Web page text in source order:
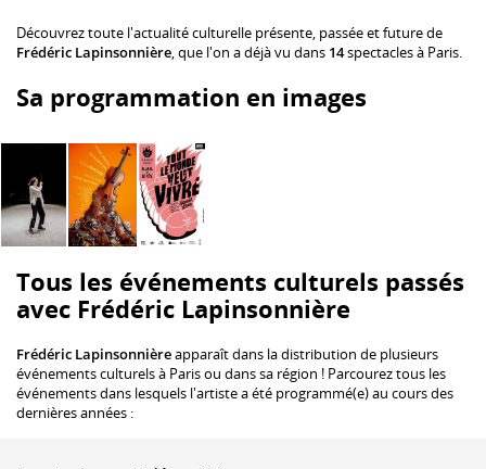
Découvrez toute l'actualité culturelle présente, passée et future de
Frédéric Lapinsonnière, que l'on a déjà vu dans 14spectacles à Paris.
Sa programmation en images
Tous les événements culturels passés
avec Frédéric Lapinsonnière
Frédéric Lapinsonnièreapparaît dans la distribution de plusieurs
événements culturels à Paris ou dans sa région ! Parcourez tous les
événements dans lesquels l'artiste a été programmé(e) au cours des
dernières années :